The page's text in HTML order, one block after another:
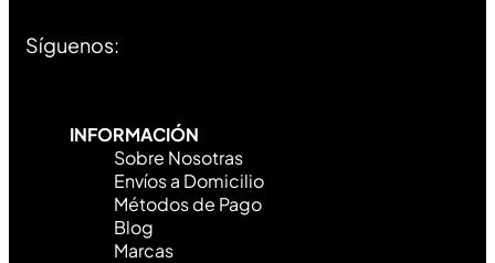
Síguenos:
INFORMACIÓN
Sobre Nosotras
Envíos a Domicilio
Métodos de Pago
Blog
Marcas